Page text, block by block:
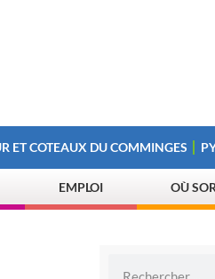
ET COTEAUX DU COMMINGES
EMPLOI OÙ